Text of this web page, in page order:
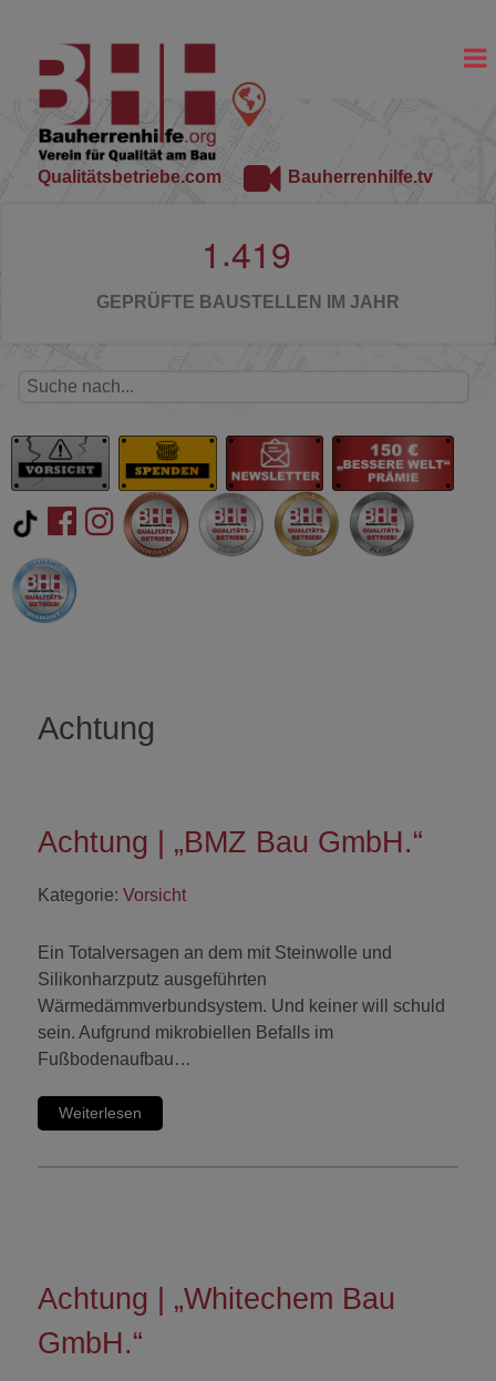
Qualitätsbetriebe.com Bauherrenhilfe.tv
1 .419
GEPRÜFTE BAUSTELLEN IM JAHR
Achtung
Achtung | „BMZ Bau GmbH.“
Kategorie: Vorsicht
Ein Totalversagen an dem mit Steinwolle und
Silikonharzputz ausgeführten
Wärmedämmverbundsystem. Und keiner will schuld
sein. Aufgrund mikrobiellen Befalls im
Fußbodenaufbau…
Weiterlesen
Achtung | „Whitechem Bau
GmbH.“